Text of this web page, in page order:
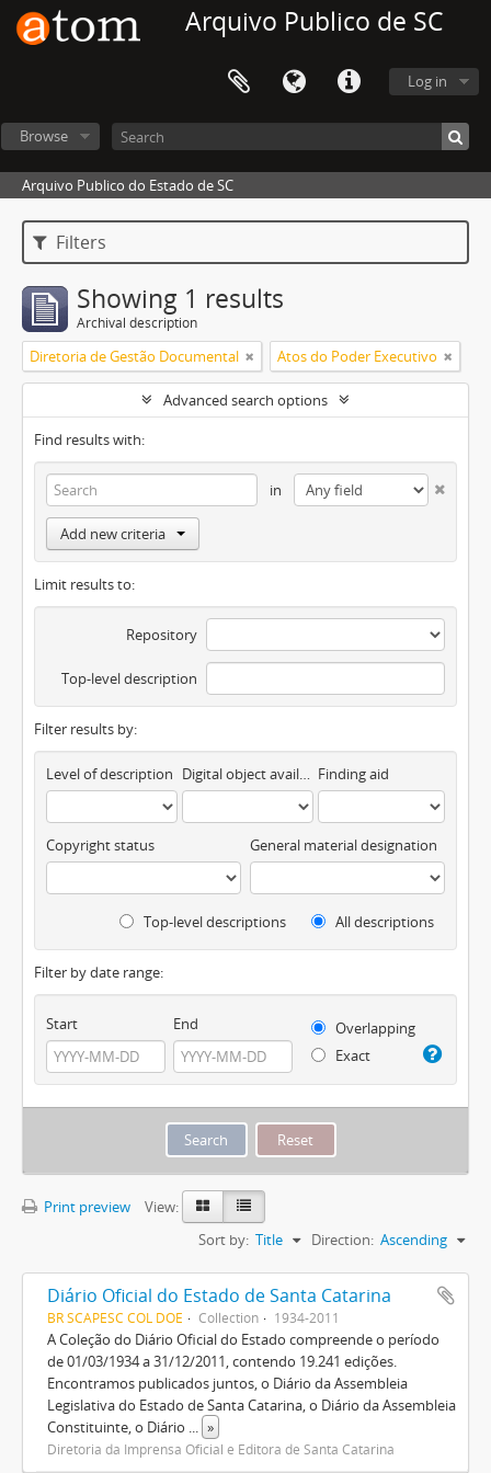
Arquivo Publico de SC
Log in
Browse
Arquivo Publico do Estado de SC
Filters
Showing 1 results
Archival description
Diretoria de Gestão Documental Atos do Poder Executivo
Advanced search options
Find results with:
in
Add new criteria
Limit results to:
Repository
Top-level description
Filter results by:
Level of description Digital object available Finding aid
Copyright status General material designation
Top-level descriptions All descriptions
Filter by date range:
Start End
Overlapping
Exact
Print preview
View:
Sort by: Title Direction: Ascending
Diário Oficial do Estado de Santa Catarina
BR SCAPESC COL DOE Collection 1934-2011
A Coleção do Diário Oficial do Estado compreende o período
de 01/03/1934 a 31/12/2011, contendo 19.241 edições.
Encontramos publicados juntos, o Diário da Assembleia
Legislativa do Estado de Santa Catarina, o Diário da Assembleia
Constituinte, o Diário ... »
Diretoria da Imprensa Oficial e Editora de Santa Catarina